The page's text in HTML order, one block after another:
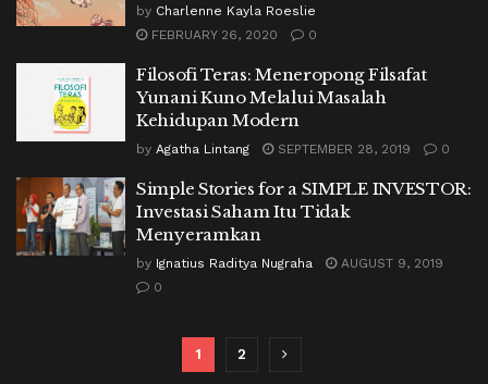
by Charlenne Kayla Roeslie
FEBRUARY 26, 2020
0
Filosofi Teras: Meneropong Filsafat
Yunani Kuno Melalui Masalah
Kehidupan Modern
by Agatha Lintang SEPTEMBER 28, 2019 0
Simple Stories for a SIMPLE INVESTOR:
Investasi Saham Itu Tidak
Menyeramkan
by Ignatius Raditya Nugraha
AUGUST 9, 2019
0
1 2